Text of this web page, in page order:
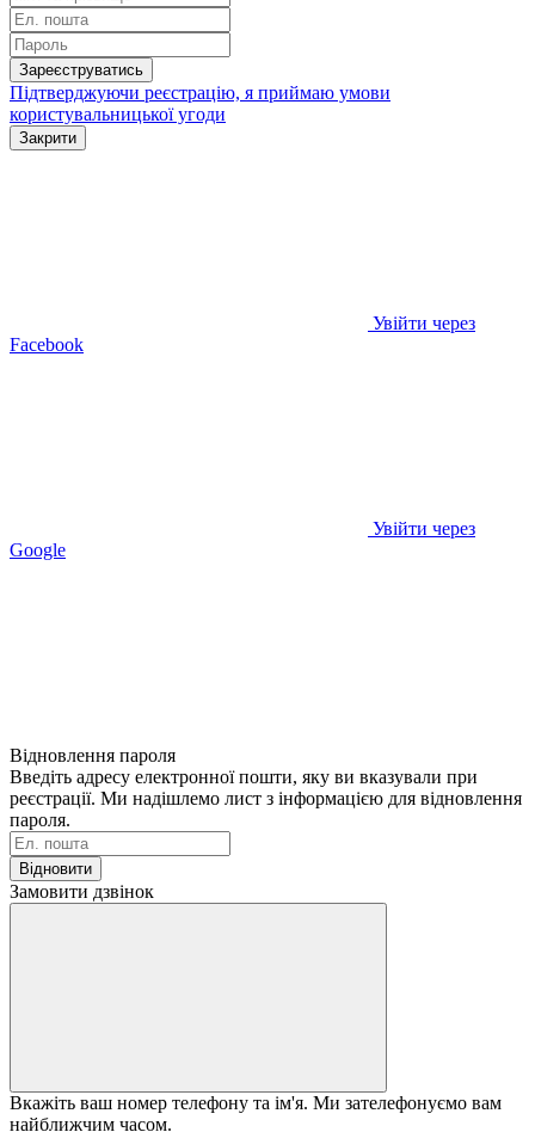
Зареєструватись
Підтверджуючи реєстрацію, я приймаю умови
користувальницької угоди
Закрити
Увійти через
Facebook
Увійти через
Google
Відновлення пароля
Введіть адресу електронної пошти, яку ви вказували при
реєстрації. Ми надішлемо лист з інформацією для відновлення
пароля.
Відновити
Замовити дзвінок
Вкажіть ваш номер телефону та ім'я. Ми зателефонуємо вам
найближчим часом.